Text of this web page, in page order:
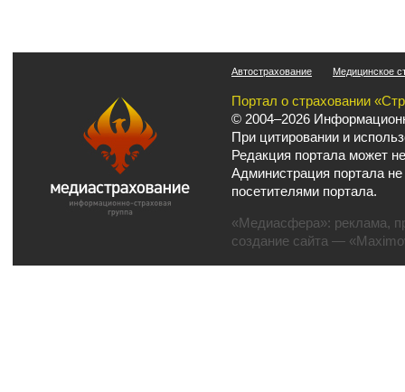
Автострахование Медицинское
Портал о страховании
© 2004–2026
При цитировании и
Редакция портала может
Администрация портала
посетителями портала.
«Медиасфера»: реклама,
создание сайта —